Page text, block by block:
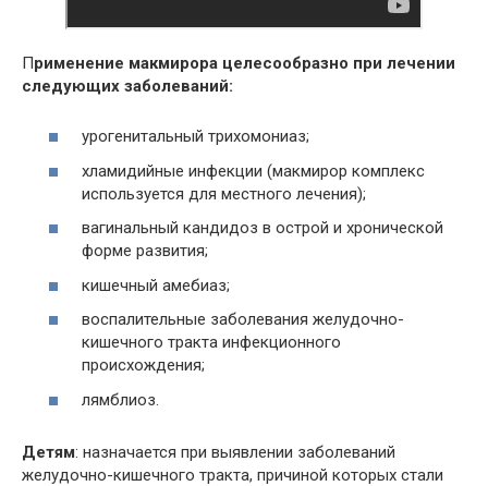
Применение макмирора целесообразно при лечении
следующих заболеваний:
урогенитальный трихомониаз;
хламидийные инфекции (макмирор комплекс
используется для местного лечения);
вагинальный кандидоз в острой и хронической
форме развития;
кишечный амебиаз;
воспалительные заболевания желудочно-
кишечного тракта инфекционного
происхождения;
лямблиоз.
Детям: назначается при выявлении заболеваний
желудочно-кишечного тракта, причиной которых стали